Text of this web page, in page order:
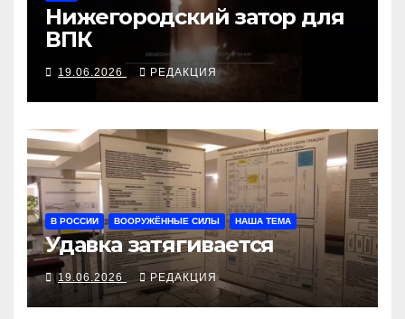
Нижегородский затор для
ВПК
19.06.2026 РЕДАКЦИЯ
В РОССИИ ВООРУЖЁННЫЕ СИЛЫ НАША ТЕМА
Удавка затягивается
19.06.2026 РЕДАКЦИЯ